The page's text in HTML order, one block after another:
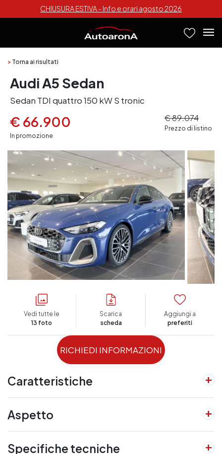
CHIUSURA ESTIVA - Info e orari agosto 2026
> Torna ai risultati
Audi A5 Sedan
Sedan TDI quattro 150 kW S tronic
€ 66.900
In promozione
€ 89.074
Prezzo di listino
Vedi tutte le
13 foto
Scarica
scheda
Aggiungi a
preferiti
RICHIEDI INFORMAZIONI
Caratteristiche
Aspetto
Specifiche tecniche